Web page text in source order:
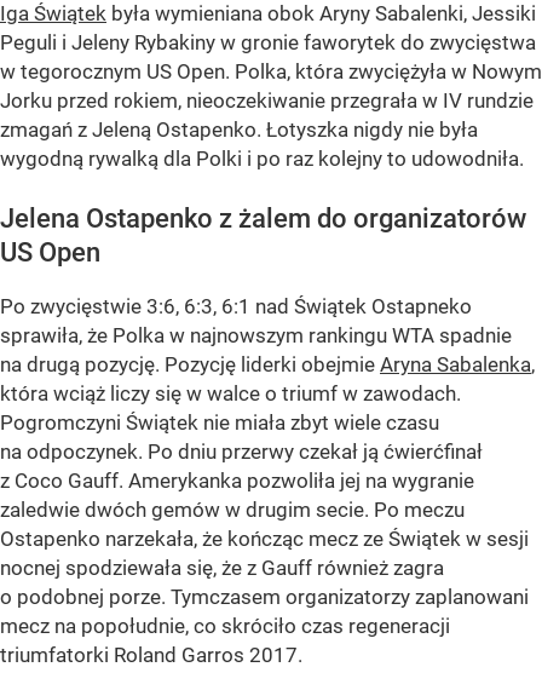
Iga Świątek była wymieniana obok Aryny Sabalenki, Jessiki
Peguli i Jeleny Rybakiny w gronie faworytek do zwycięstwa
w tegorocznym US Open. Polka, która zwyciężyła w Nowym
Jorku przed rokiem, nieoczekiwanie przegrała w IV rundzie
zmagań z Jeleną Ostapenko. Łotyszka nigdy nie była
wygodną rywalką dla Polki i po raz kolejny to udowodniła.
Jelena Ostapenko z żalem do organizatorów
US Open
Po zwycięstwie 3:6, 6:3, 6:1 nad Świątek Ostapneko
sprawiła, że Polka w najnowszym rankingu WTA spadnie
na drugą pozycję. Pozycję liderki obejmie Aryna Sabalenka,
która wciąż liczy się w walce o triumf w zawodach.
Pogromczyni Świątek nie miała zbyt wiele czasu
na odpoczynek. Po dniu przerwy czekał ją ćwierćfinał
z Coco Gauff. Amerykanka pozwoliła jej na wygranie
zaledwie dwóch gemów w drugim secie. Po meczu
Ostapenko narzekała, że kończąc mecz ze Świątek w sesji
nocnej spodziewała się, że z Gauff również zagra
o podobnej porze. Tymczasem organizatorzy zaplanowani
mecz na popołudnie, co skróciło czas regeneracji
triumfatorki Roland Garros 2017.